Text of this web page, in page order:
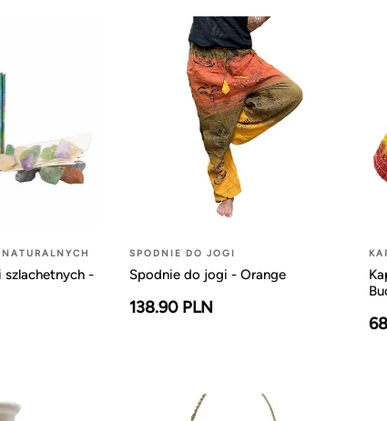
szlachetnych -
SPODNIE DO JOGI
Spodnie do jogi - Orange
138.90 PLN